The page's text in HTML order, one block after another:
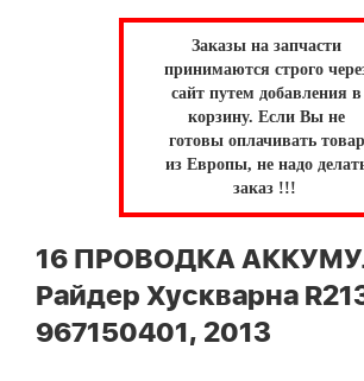
Заказы на запчасти
принимаются строго
сайт путем добавления в
корзину. Если Вы не
готовы оплачивать товар
из Европы, не надо
заказ !!!
16 ПРОВОДКА
Райдер Хускварна
967150401, 2013